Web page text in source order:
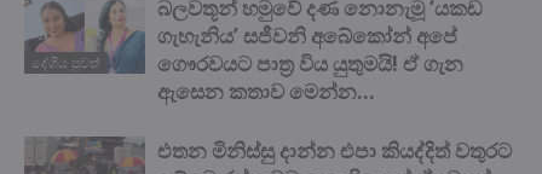
දේශිය පුවත්
බලවතූන් හමුවේ දණ නොනැමූ ‘යකඩ
ගැහැනිය’ සජීවනි අබේකෝන් අපේ
ගෞරවයට පාත්‍ර විය යුතුමයි! ඒ ගැන
ඇසෙන කතාව මෙන්න…
එතන මිනිස්සු දාන්න එපා කියද්දිත් වතුරට